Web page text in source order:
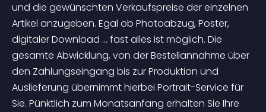
und die gewünschten Verkaufspreise der einzelnen
Artikel anzugeben. Egal ob Photoabzug, Poster,
digitaler Download … fast alles ist möglich. Die
gesamte Abwicklung, von der Bestellannahme über
den Zahlungseingang bis zur Produktion und
Auslieferung übernimmt hierbei Portrait-Service für
Sie. Pünktlich zum Monatsanfang erhalten Sie Ihre